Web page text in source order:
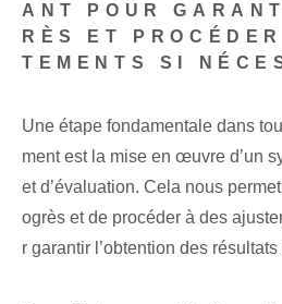
ANT POUR
RÈS ET
TEMENTS SI
Une étape fondamentale dans
ment est la mise en œuvre d’un
et d’évaluation. Cela nous
ogrès et de procéder à des
r garantir l’obtention des